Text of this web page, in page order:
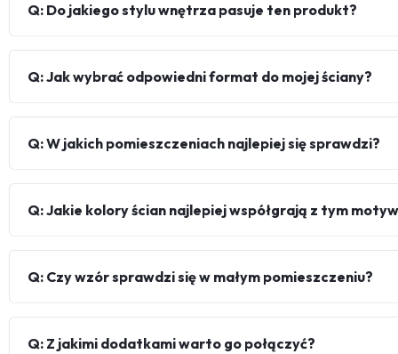
Q: Do jakiego stylu wnętrza pasuje ten produkt?
Q: Jak wybrać odpowiedni format do mojej ściany?
Q: W jakich pomieszczeniach najlepiej się sprawdzi?
Q: Jakie kolory ścian najlepiej współgrają z tym
Q: Czy wzór sprawdzi się w małym pomieszczeniu?
Q: Z jakimi dodatkami warto go połączyć?